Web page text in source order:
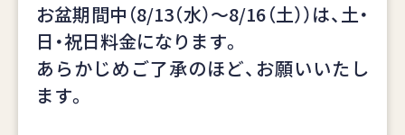
お盆期間中（8/13（水）～8/16（土））は、土・
日・祝日料金になります。
あらかじめご了承のほど、お願いいたし
ます。